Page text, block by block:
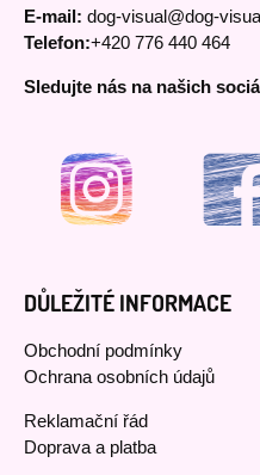
E-mail: dog-visual@dog-
Telefon:+420 776 440 464
Sledujte nás na našich
DŮLEŽITÉ INFORMACE
Obchodní podmínky
Ochrana osobních údajů
Reklamační řád
Doprava a platba